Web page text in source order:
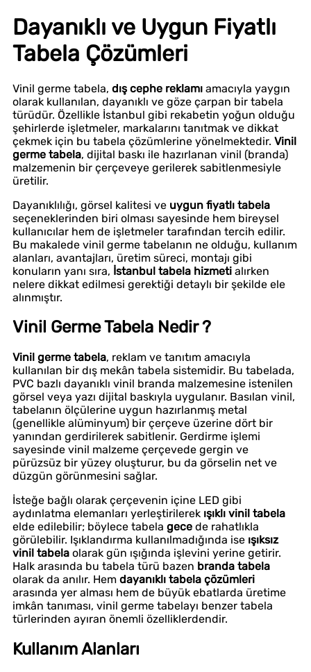
Dayanıklı ve Uygun Fiyatlı
Tabela Çözümleri
Vinil germe tabela, dış cephe reklamı amacıyla yaygın
olarak kullanılan, dayanıklı ve göze çarpan bir tabela
türüdür. Özellikle İstanbul gibi rekabetin yoğun olduğu
şehirlerde işletmeler, markalarını tanıtmak ve dikkat
çekmek için bu tabela çözümlerine yönelmektedir. Vinil
germe tabela, dijital baskı ile hazırlanan vinil (branda)
malzemenin bir çerçeveye gerilerek sabitlenmesiyle
üretilir.
Dayanıklılığı, görsel kalitesi ve uygun fiyatlı tabela
seçeneklerinden biri olması sayesinde hem bireysel
kullanıcılar hem de işletmeler tarafından tercih edilir.
Bu makalede vinil germe tabelanın ne olduğu, kullanım
alanları, avantajları, üretim süreci, montajı gibi
konuların yanı sıra, İstanbul tabela hizmeti alırken
nelere dikkat edilmesi gerektiği detaylı bir şekilde ele
alınmıştır.
Vinil Germe Tabela Nedir ?
Vinil germe tabela, reklam ve tanıtım amacıyla
kullanılan bir dış mekân tabela sistemidir. Bu tabelada,
PVC bazlı dayanıklı vinil branda malzemesine istenilen
görsel veya yazı dijital baskıyla uygulanır. Basılan vinil,
tabelanın ölçülerine uygun hazırlanmış metal
(genellikle alüminyum) bir çerçeve üzerine dört bir
yanından gerdirilerek sabitlenir. Gerdirme işlemi
sayesinde vinil malzeme çerçevede gergin ve
pürüzsüz bir yüzey oluşturur, bu da görselin net ve
düzgün görünmesini sağlar.
İsteğe bağlı olarak çerçevenin içine LED gibi
aydınlatma elemanları yerleştirilerek ışıklı vinil tabela
elde edilebilir; böylece tabela gece de rahatlıkla
görülebilir. Işıklandırma kullanılmadığında ise ışıksız
vinil tabela olarak gün ışığında işlevini yerine getirir.
Halk arasında bu tabela türü bazen branda tabela
olarak da anılır. Hem dayanıklı tabela çözümleri
arasında yer alması hem de büyük ebatlarda üretime
imkân tanıması, vinil germe tabelayı benzer tabela
türlerinden ayıran önemli özelliklerdendir.
Kullanım Alanları